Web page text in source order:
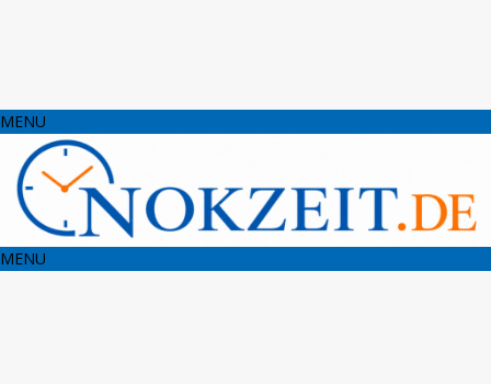
MENU
MENU